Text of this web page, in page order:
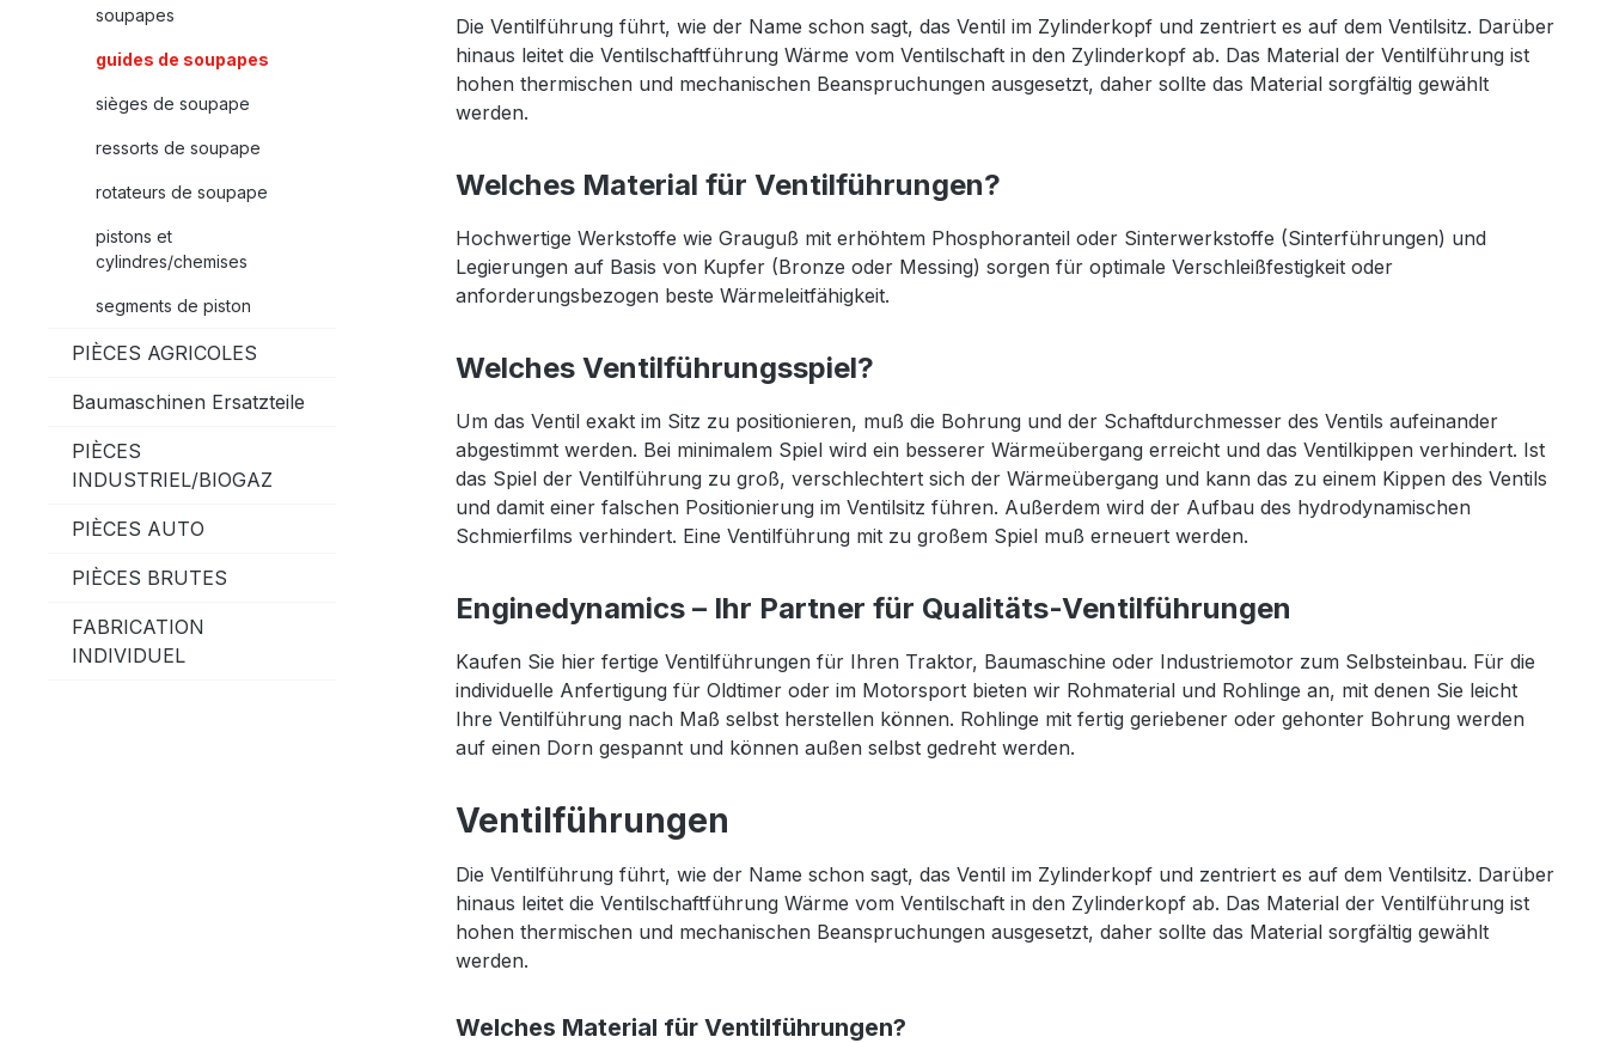
soupapes
guides de soupapes
sièges de soupape
ressorts de soupape
rotateurs de soupape
pistons et
cylindres/chemises
segments de piston
PIÈCES AGRICOLES
Baumaschinen Ersatzteile
PIÈCES
INDUSTRIEL/BIOGAZ
PIÈCES AUTO
PIÈCES BRUTES
FABRICATION
INDIVIDUEL
Die Ventilführung führt, wie der Name schon sagt, das Ventil im Zylinderkopf und zentriert es auf dem Ventilsitz. Darüber
hinaus leitet die Ventilschaftführung Wärme vom Ventilschaft in den Zylinderkopf ab. Das Material der Ventilführung ist
hohen thermischen und mechanischen Beanspruchungen ausgesetzt, daher sollte das Material sorgfältig gewählt
werden.
Welches Material für Ventilführungen?
Hochwertige Werkstoffe wie Grauguß mit erhöhtem Phosphoranteil oder Sinterwerkstoffe (Sinterführungen) und
Legierungen auf Basis von Kupfer (Bronze oder Messing) sorgen für optimale Verschleißfestigkeit oder
anforderungsbezogen beste Wärmeleitfähigkeit.
Welches Ventilführungsspiel?
Um das Ventil exakt im Sitz zu positionieren, muß die Bohrung und der Schaftdurchmesser des Ventils aufeinander
abgestimmt werden. Bei minimalem Spiel wird ein besserer Wärmeübergang erreicht und das Ventilkippen verhindert. Ist
das Spiel der Ventilführung zu groß, verschlechtert sich der Wärmeübergang und kann das zu einem Kippen des Ventils
und damit einer falschen Positionierung im Ventilsitz führen. Außerdem wird der Aufbau des hydrodynamischen
Schmierfilms verhindert. Eine Ventilführung mit zu großem Spiel muß erneuert werden.
Enginedynamics – Ihr Partner für Qualitäts-Ventilführungen
Kaufen Sie hier fertige Ventilführungen für Ihren Traktor, Baumaschine oder Industriemotor zum Selbsteinbau. Für die
individuelle Anfertigung für Oldtimer oder im Motorsport bieten wir Rohmaterial und Rohlinge an, mit denen Sie leicht
Ihre Ventilführung nach Maß selbst herstellen können. Rohlinge mit fertig geriebener oder gehonter Bohrung werden
auf einen Dorn gespannt und können außen selbst gedreht werden.
Ventilführungen
Die Ventilführung führt, wie der Name schon sagt, das Ventil im Zylinderkopf und zentriert es auf dem Ventilsitz. Darüber
hinaus leitet die Ventilschaftführung Wärme vom Ventilschaft in den Zylinderkopf ab. Das Material der Ventilführung ist
hohen thermischen und mechanischen Beanspruchungen ausgesetzt, daher sollte das Material sorgfältig gewählt
werden.
Welches Material für Ventilführungen?